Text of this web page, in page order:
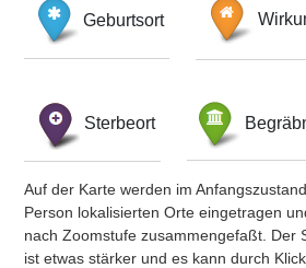
Geburtsort
Sterbeort
Auf der Karte werden im
Person lokalisierten Orte eingetragen
nach Zoomstufe zusammengefaßt. Der
ist etwas stärker und es kann durch